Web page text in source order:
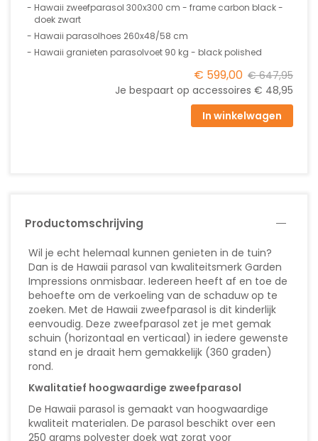
Hawaii zweefparasol 300x300 cm - frame carbon black -
doek zwart
Hawaii parasolhoes 260x48/58 cm
Hawaii granieten parasolvoet 90 kg - black polished
€ 599,00 € 647,95
Je bespaart op accessoires € 48,95
In winkelwagen
Productomschrijving
Wil je echt helemaal kunnen genieten in de tuin?
Dan is de Hawaii parasol van kwaliteitsmerk Garden
Impressions onmisbaar. Iedereen heeft af en toe de
behoefte om de verkoeling van de schaduw op te
zoeken. Met de Hawaii zweefparasol is dit kinderlijk
eenvoudig. Deze zweefparasol zet je met gemak
schuin (horizontaal en verticaal) in iedere gewenste
stand en je draait hem gemakkelijk (360 graden)
rond.
Kwalitatief hoogwaardige zweefparasol
De Hawaii parasol is gemaakt van hoogwaardige
kwaliteit materialen. De parasol beschikt over een
250 grams polyester doek wat zorgt voor